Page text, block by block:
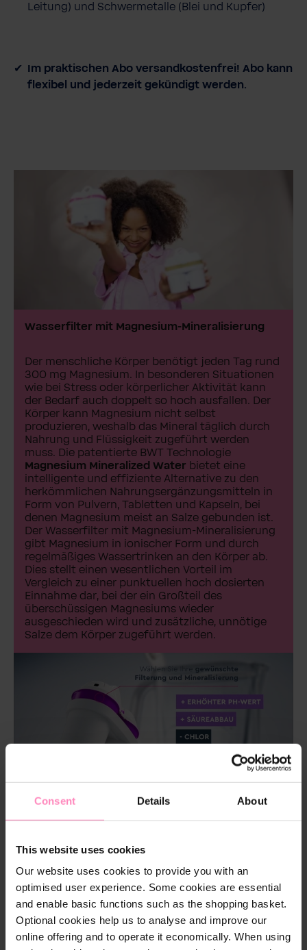
Consent Details About
This website uses cookies
Our website uses cookies to provide you with an
optimised user experience. Some cookies are essential
and enable basic functions such as the shopping basket.
Optional cookies help us to analyse and improve our
online offering and to operate it economically. When using
Leitung) und Schwermetal­le (Blei und Kupfer)
Im praktischen Abo versandkostenfrei! Abo kann
flexibel und jederzeit gekündigt werden.
Wasserfilter mit Magnesium-Mineralisierung
Der menschliche Körper benötigt jeden Tag rund
300 mg Magnesium. In besonderen Situationen
wie bei Stress oder körperlicher Aktivität kann
der Bedarf auch doppelt so hoch ausfallen. Der
Körper kann Magnesium nicht selbst
produzieren, weshalb das Mineral täglich durch
Nahrung und Flüssigkeit zugeführt werden
muss. Die patentierte BWT Technologie
Magnesium Mineralized Water bietet eine
intelligente und effiziente Alternative zu den
herkömmlichen Nahrungsergänzungsmitteln in
Form von Pulvern, Tabletten und Kapseln, bei
denen Magnesium meist an Salze gebunden ist.
Der Wasserfilter mit Magnesium-Mineralisierung
gibt Magnesium in ionischer Form und durch
regelmäßiges Wassertrinken an den Körper ab.
Dies stellt einen wesentlichen Vorteil im
Vergleich zu einer punktuellen hoch dosierten
Einnahme dar, bei der ein Großteil des
überschüssigen Magnesiums wieder
ausgeschieden wird und zusätzliche, unnötige
Salze dem Körper zugeführt werden.